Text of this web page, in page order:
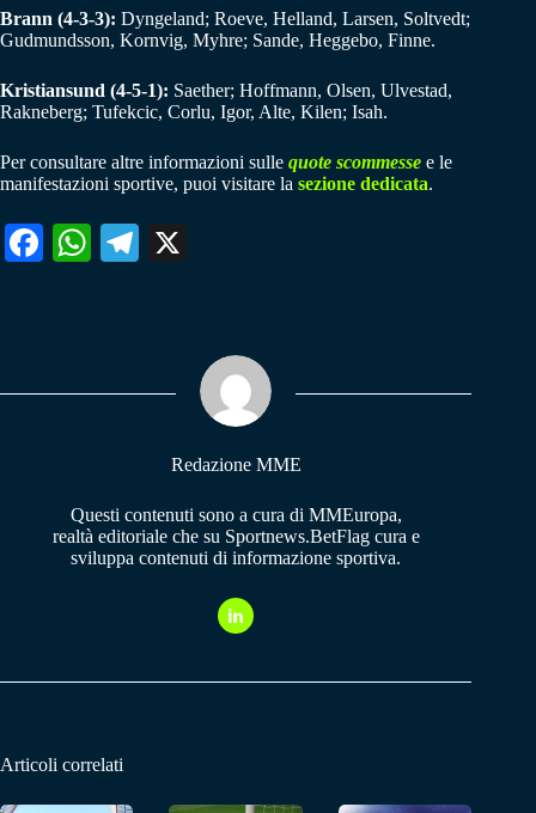
Brann (4-3-3): Dyngeland; Roeve, Helland, Larsen, Soltvedt;
Gudmundsson, Kornvig, Myhre; Sande, Heggebo, Finne.
Kristiansund (4-5-1): Saether; Hoffmann, Olsen, Ulvestad,
Rakneberg; Tufekcic, Corlu, Igor, Alte, Kilen; Isah.
Per consultare altre informazioni sulle quote scommesse e le
manifestazioni sportive, puoi visitare la sezione dedicata.
Fa W
pp
Te
m
Redazione MME
Questi contenuti sono a cura di MMEuropa,
realtà editoriale che su Sportnews.BetFlag cura e
sviluppa contenuti di informazione sportiva.
Articoli correlati